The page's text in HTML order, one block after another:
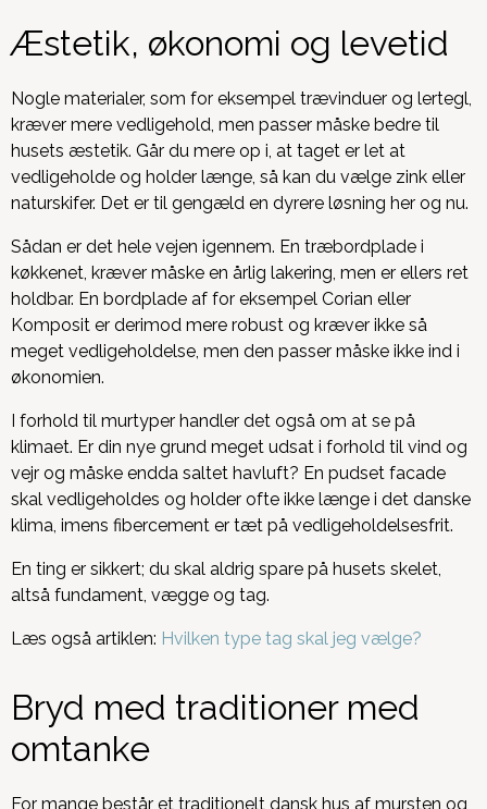
Æstetik, økonomi og levetid
Nogle materialer, som for eksempel trævinduer og lertegl,
kræver mere vedligehold, men passer måske bedre til
husets æstetik. Går du mere op i, at taget er let at
vedligeholde og holder længe, så kan du vælge zink eller
naturskifer. Det er til gengæld en dyrere løsning her og nu.
Sådan er det hele vejen igennem. En træbordplade i
køkkenet, kræver måske en årlig lakering, men er ellers ret
holdbar. En bordplade af for eksempel Corian eller
Komposit er derimod mere robust og kræver ikke så
meget vedligeholdelse, men den passer måske ikke ind i
økonomien.
I forhold til murtyper handler det også om at se på
klimaet. Er din nye grund meget udsat i forhold til vind og
vejr og måske endda saltet havluft? En pudset facade
skal vedligeholdes og holder ofte ikke længe i det danske
klima, imens fibercement er tæt på vedligeholdelsesfrit.
En ting er sikkert; du skal aldrig spare på husets skelet,
altså fundament, vægge og tag.
Læs også artiklen: Hvilken type tag skal jeg vælge?
Bryd med traditioner med
omtanke
For mange består et traditionelt dansk hus af mursten og